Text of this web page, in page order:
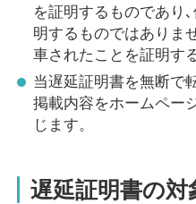
を証明するものであり
明するものではありま
車されたことを証明す
当遅延証明書を無断で
掲載内容をホームペー
じます。
遅延証明書の対